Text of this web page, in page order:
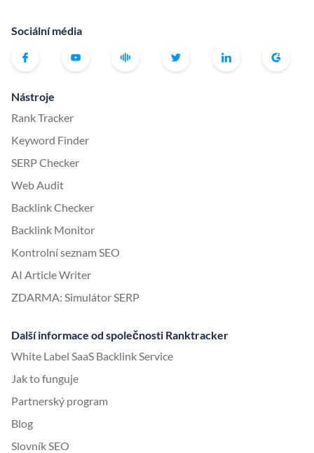
Sociální média
Nástroje
Rank Tracker
Keyword Finder
SERP Checker
Web Audit
Backlink Checker
Backlink Monitor
Kontrolní seznam SEO
AI Article Writer
ZDARMA: Simulátor SERP
Další informace od společnosti Ranktracker
White Label SaaS Backlink Service
Jak to funguje
Partnerský program
Blog
Slovník SEO